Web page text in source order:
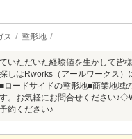
ス 整形地
いただいた経験値を生かして皆
しはRworks（アールワークス
ロードサイドの整形地■商業地
。お気軽にお問合せください
約ください♪